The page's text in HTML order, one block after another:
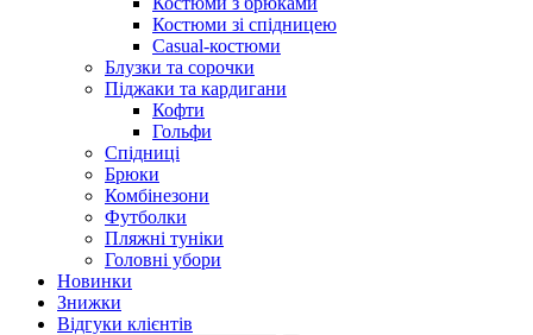
Костюми зі спідницею
Casual-костюми
Блузки та сорочки
Піджаки та кардигани
Кофти
Гольфи
Спідниці
Брюки
Комбінезони
Футболки
Пляжні туніки
Головні убори
Новинки
Знижки
Відгуки клієнтів